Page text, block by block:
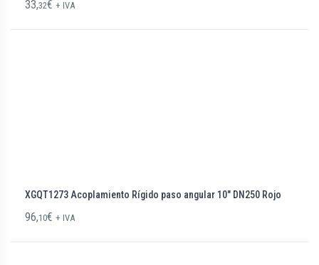
33,32€ + IVA
XGQT1273 Acoplamiento Rígido paso angular 10″ DN250 Rojo
96,10€ + IVA